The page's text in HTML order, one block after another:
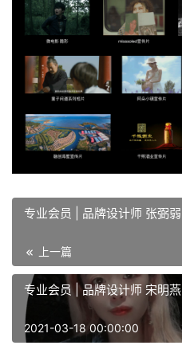
专业会员 | 品牌设计师 张弼弱
上一篇
专业会员 | 品牌设计师 宋明燕
2021-03-18 00:00:00